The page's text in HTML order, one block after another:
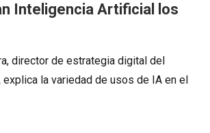
Inteligencia Artificial los
director de estrategia digital del
explica la variedad de usos de IA en el